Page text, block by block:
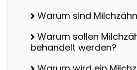
Warum sind
Warum sollen
behandelt werden?